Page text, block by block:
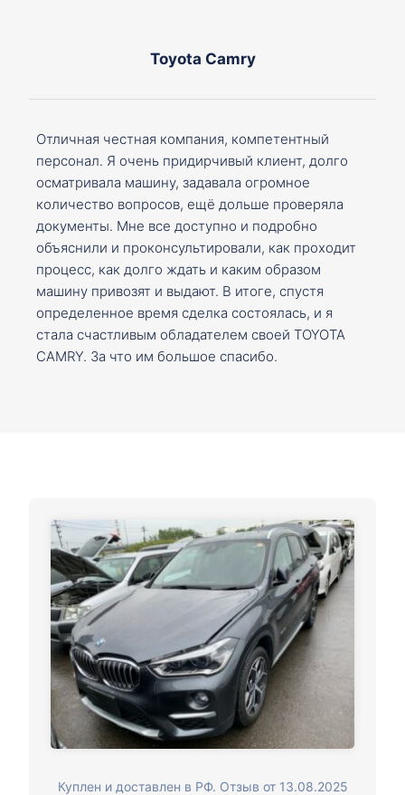
Toyota Camry
Отличная честная компания, компетентный
персонал. Я очень придирчивый клиент, долго
осматривала машину, задавала огромное
количество вопросов, ещё дольше проверяла
документы. Мне все доступно и подробно
объяснили и проконсультировали, как проходит
процесс, как долго ждать и каким образом
машину привозят и выдают. В итоге, спустя
определенное время сделка состоялась, и я
стала счастливым обладателем своей TOYOTA
CAMRY. За что им большое спасибо.
Куплен и доставлен в РФ. Отзыв от 13.08.2025